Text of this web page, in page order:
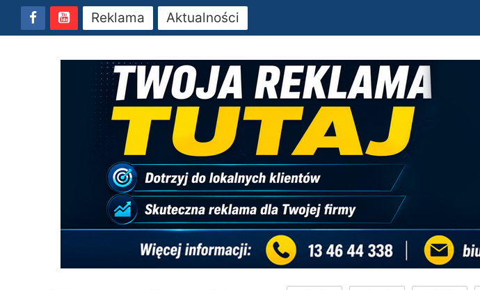
Reklama Aktualności